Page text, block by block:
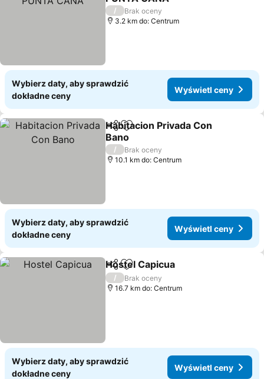
/
Brak oceny
3.2 km do: Centrum
Wybierz daty, aby sprawdzić
dokładne ceny
Wyświetl ceny
Udostępnij
Dodaj do ulubionych
Habitacion Privada Con
Bano
/
Brak oceny
10.1 km do: Centrum
Wybierz daty, aby sprawdzić
dokładne ceny
Wyświetl ceny
Udostępnij
Dodaj do ulubionych
Hostel Capicua
/
Brak oceny
16.7 km do: Centrum
Wybierz daty, aby sprawdzić
dokładne ceny
Wyświetl ceny